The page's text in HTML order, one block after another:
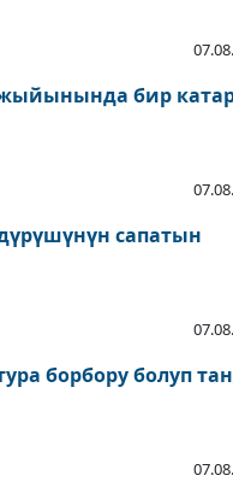
бир
сапатын
борбору болуп